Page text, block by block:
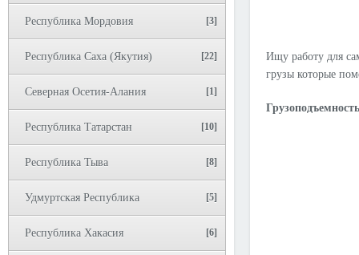
Республика Мордовия [3]
Республика Саха (Якутия) [22]
Северная Осетия-Алания [1]
Республика Татарстан [10]
Республика Тыва [8]
Удмуртская Республика [5]
Республика Хакасия [6]
Ищу работу для
грузы которые